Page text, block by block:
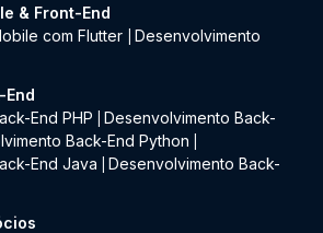
& Front-End
com Flutter
Desenvolvimento
End PHP
Desenvolvimento Back-
Back-End Python
End Java
Desenvolvimento Back-